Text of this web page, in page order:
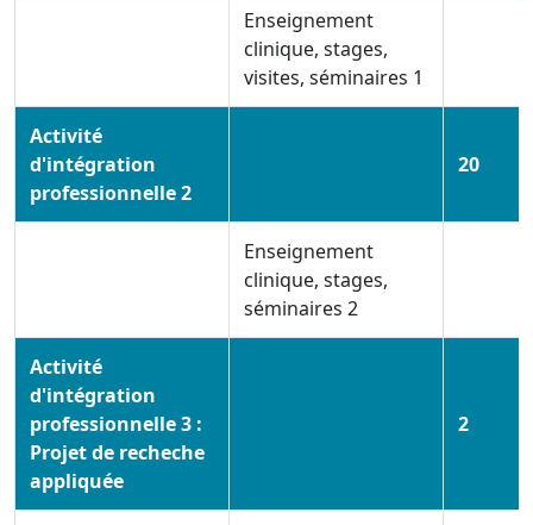
Enseignement
clinique, stages,
visites, séminaires 1
Activité
d'intégration
professionnelle 2
20
Enseignement
clinique, stages,
séminaires 2
Activité
d'intégration
professionnelle 3 :
Projet de recheche
appliquée
2